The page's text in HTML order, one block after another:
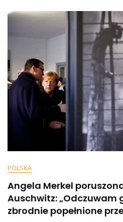
POLSKA
Angela Merkel
Auschwitz: „Odczuwam
zbrodnie popełnione